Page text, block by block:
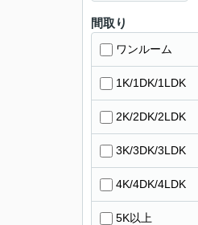
間取り
ワンルーム
1K/1DK/1LDK
2K/2DK/2LDK
3K/3DK/3LDK
4K/4DK/4LDK
5K以上